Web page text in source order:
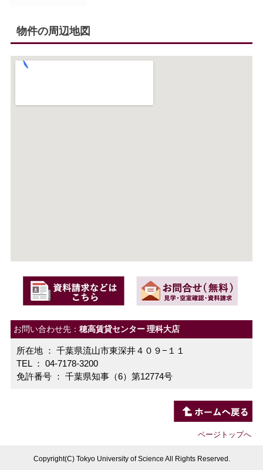
物件の周辺地図
お問い合わせ先： 穂高賃貸センター 理科大店
所在地 ： 千葉県流山市東深井４０９−１１
TEL ： 04-7178-3200
免許番号 ： 千葉県知事（6）第12774号
ページトップへ
Copyright(C) Tokyo University of Science All Rights Reserved.